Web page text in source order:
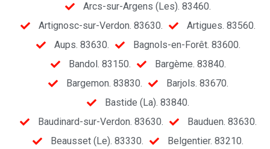
Arcs-sur-Argens (Les). 83460.
Artignosc-sur-Verdon. 83630.
Artigues. 83560.
Aups. 83630.
Bagnols-en-Forêt. 83600.
Bandol. 83150.
Bargème. 83840.
Bargemon. 83830.
Barjols. 83670.
Bastide (La). 83840.
Baudinard-sur-Verdon. 83630.
Bauduen. 83630.
Beausset (Le). 83330.
Belgentier. 83210.